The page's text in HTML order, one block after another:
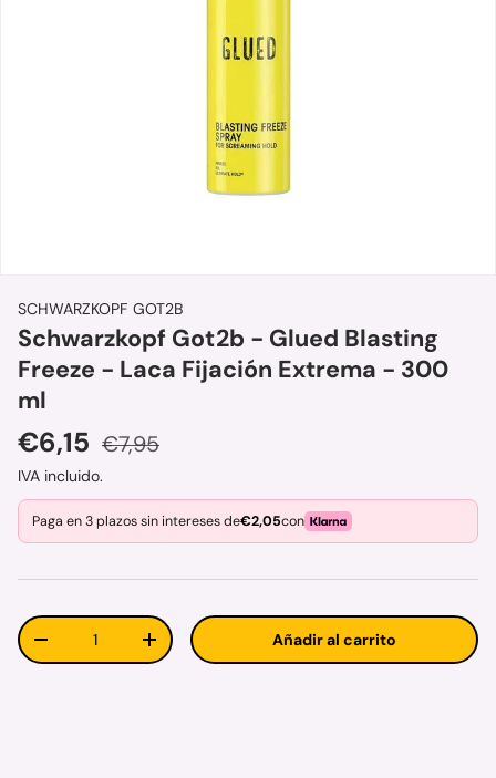
SCHWARZKOPF GOT2B
Schwarzkopf Got2b - Glued Blasting
Freeze - Laca Fijación Extrema - 300
ml
Precio de venta
€6,15 Precio normal
€7,95
IVA incluido.
Paga en 3 plazos sin intereses de€2,05con
Cant.
Disminuir cantidadAumentar la cantidadAñadir al carrito